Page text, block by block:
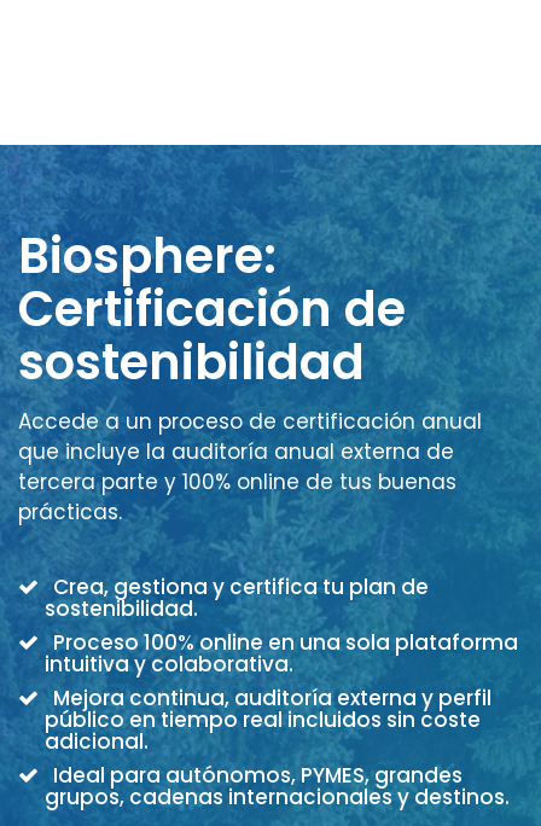
Biosphere:
Certificación de
sostenibilidad
Accede a un proceso de certificación anual
que incluye la auditoría anual externa de
tercera parte y 100% online de tus buenas
prácticas.
Crea, gestiona y certifica tu plan de
sostenibilidad.
Proceso 100% online en una sola plataforma
intuitiva y colaborativa.
Mejora continua, auditoría externa y perfil
público en tiempo real incluidos sin coste
adicional.
Ideal para autónomos, PYMES, grandes
grupos, cadenas internacionales y destinos.